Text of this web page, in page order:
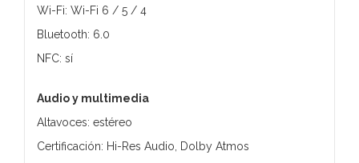
Wi-Fi: Wi-Fi 6 / 5 / 4
Bluetooth: 6.0
NFC: sí
Audio y multimedia
Altavoces: estéreo
Certificación: Hi-Res Audio, Dolby Atmos